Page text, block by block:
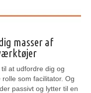
masser af
at udfordre dig og
rolle som facilitator. Og
passivt og lytter til en